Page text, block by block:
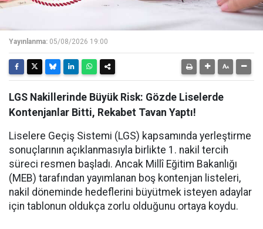
Yayınlanma: 05/08/2026 19:00
LGS Nakillerinde Büyük Risk: Gözde Liselerde
Kontenjanlar Bitti, Rekabet Tavan Yaptı!
Liselere Geçiş Sistemi (LGS) kapsamında yerleştirme
sonuçlarının açıklanmasıyla birlikte 1. nakil tercih
süreci resmen başladı. Ancak Millî Eğitim Bakanlığı
(MEB) tarafından yayımlanan boş kontenjan listeleri,
nakil döneminde hedeflerini büyütmek isteyen adaylar
için tablonun oldukça zorlu olduğunu ortaya koydu.